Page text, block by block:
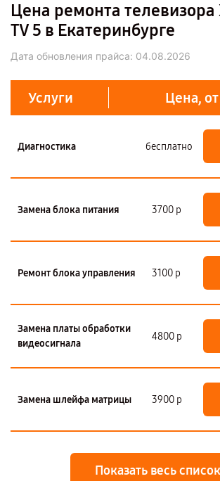
Цена ремонта телевизора
TV 5 в Екатеринбурге
Дата обновления прайса: 04.08.2026
Услуги Цена, от
Диагностика бесплатно
Замена блока питания 3700 р
Ремонт блока управления 3100 р
Замена платы обработки
видеосигнала
4800 р
Замена шлейфа матрицы 3900 р
Показать весь список